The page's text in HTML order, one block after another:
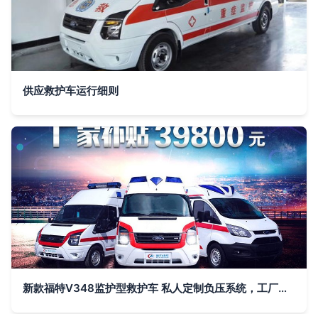
供应救护车运行细则
新款福特V348监护型救护车 私人定制负压系统，工厂直供包上户送车